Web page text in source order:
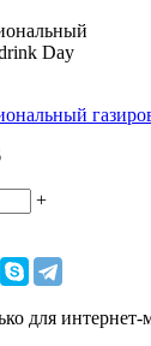
+
для